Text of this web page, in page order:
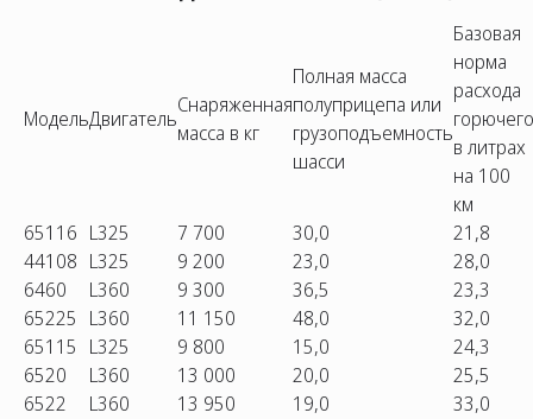
МодельДвигатель
Снаряженная
масса в кг
Полная масса
полуприцепа или
грузоподъемность
шасси
Базовая
норма
расхода
горючего
в литрах
на 100
км
65116 L325 7 700 30,0
21,8
44108 L325 9 200 23,0
28,0
6460
L360 9 300 36,5
23,3
65225 L360 11 150 48,0
32,0
65115 L325 9 800 15,0
24,3
6520
L360 13 000 20,0
25,5
6522
L360 13 950 19,0 33,0